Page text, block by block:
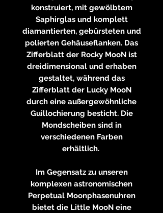
konstruiert, mit gewölbtem
Saphirglas und komplett
diamantierten, gebürsteten und
polierten Gehäuseflanken. Das
Zifferblatt der Rocky MooN ist
dreidimensional und erhaben
gestaltet, während das
Zifferblatt der Lucky MooN
durch eine außergewöhnliche
Guillochierung besticht. Die
Mondscheiben sind in
verschiedenen Farben
erhältlich.
Im Gegensatz zu unseren
komplexen astronomischen
Perpetual Moonphasenuhren
bietet die Little MooN eine